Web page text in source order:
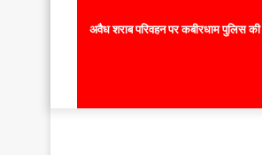
अवैध शराब परिवहन पर कबीरधाम पुलिस की